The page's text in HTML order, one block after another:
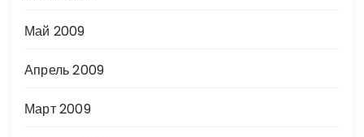
Май 2009
Апрель 2009
Март 2009